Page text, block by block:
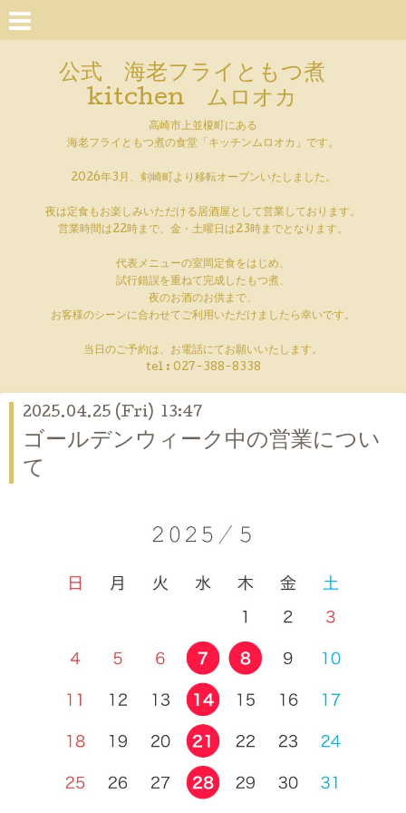
公式 海老フライともつ煮
kitchen ムロオカ
高崎市上並榎町にある
海老フライともつ煮の食堂「キッチンムロオカ」です。
2026年3月、剣崎町より移転オープンいたしました。
夜は定食もお楽しみいただける居酒屋として営業しております。
営業時間は22時まで、金・土曜日は23時までとなります。
代表メニューの室岡定食をはじめ、
試行錯誤を重ねて完成したもつ煮、
夜のお酒のお供まで、
お客様のシーンに合わせてご利用いただけましたら幸いです。
当日のご予約は、お電話にてお願いいたします。
tel : 027-388-8338
2025.04.25 (Fri) 13:47
ゴールデンウィーク中の営業につい
て